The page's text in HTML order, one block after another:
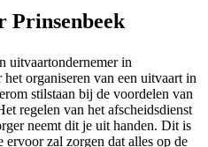
Prinsenbeek
uitvaartondernemer in
organiseren van een uitvaart in
stilstaan bij de voordelen van
regelen van het afscheidsdienst
neemt dit je uit handen. Dit is
ervoor zal zorgen dat alles op de